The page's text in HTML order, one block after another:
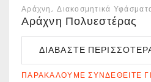
Αράχνη Διακοσμητικά
Αράχνη Πολυεστέρας
ΔΙΑΒΆΣΤΕ
ΠΑΡΑΚΑΛΟΎΜΕ ΣΥΝΔΕΘΕΊΤΕ